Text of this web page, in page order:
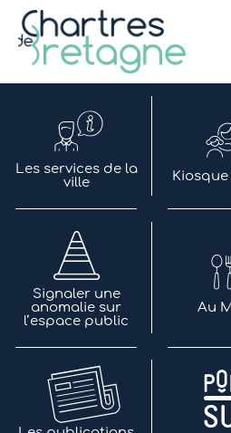
Aller
contenu
Bienvenue sur le site de
Ville Zéro phyto / 4 fleurs
Les services de la
ville
Signaler une
anomalie sur
l’espace public
Au